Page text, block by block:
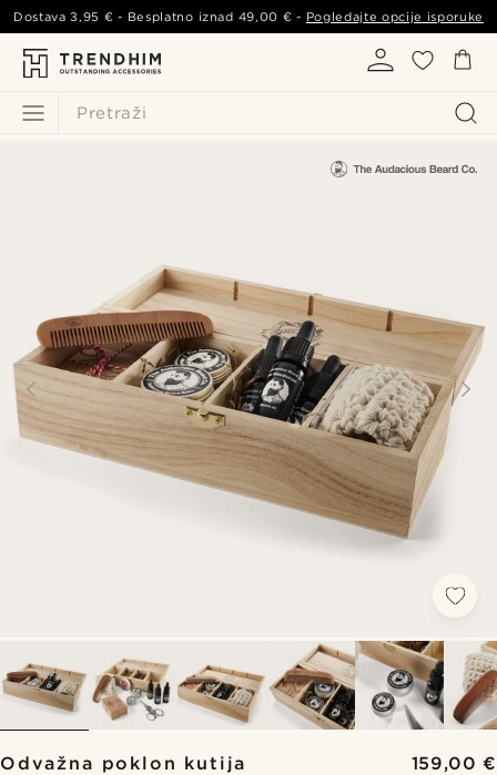
Pretraži
Dostava3,95 € - Besplatno iznad 49,00 € - Pogledajte opcije isporuke
Odvažna poklon kutija 159,00 €